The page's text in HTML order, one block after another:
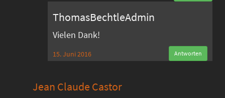
ThomasBechtleAdmin
Vielen Dank!
15. Juni 2016 Antworten
Jean Claude Castor